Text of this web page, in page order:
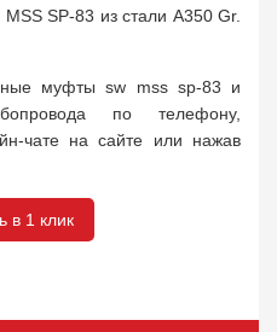
SP-83 из стали A350 Gr.
муфты sw mss sp-83 и
по телефону,
чате на сайте или нажав
в 1 клик